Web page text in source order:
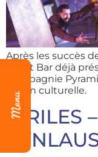
Après les succès
Ballet Bar déjà
Compagnie
saison culturelle.
VIRILES